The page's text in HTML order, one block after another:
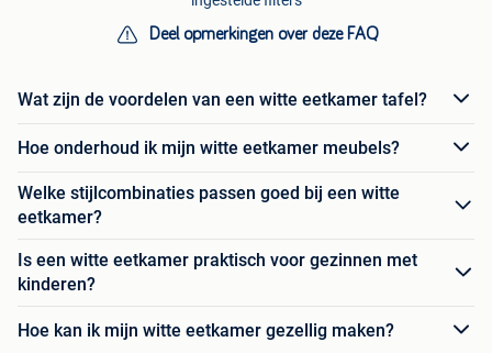
Deel opmerkingen over deze FAQ
Wat zijn de voordelen van een witte eetkamer tafel?
Hoe onderhoud ik mijn witte eetkamer meubels?
Welke stijlcombinaties passen goed bij een witte
eetkamer?
Is een witte eetkamer praktisch voor gezinnen met
kinderen?
Hoe kan ik mijn witte eetkamer gezellig maken?